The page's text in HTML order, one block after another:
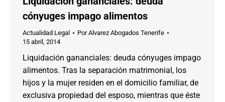
cónyuges impago alimentos
Actualidad Legal PorAlvarez Abogados Tenerife
15 abril, 2014
Liquidación gananciales: deuda cónyuges impago
alimentos. Tras la separación matrimonial, los
hijos y la mujer residen en el domicilio familiar, de
exclusiva propiedad del esposo, mientras que éste